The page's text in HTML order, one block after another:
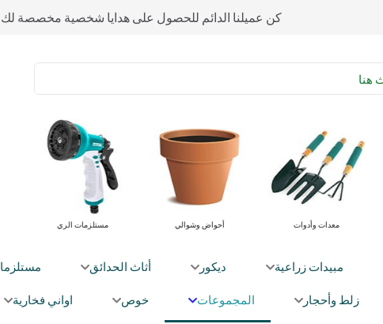
كن عميلنا الدائم للحصول على هدايا شخصية مخصصة لك
أحواض وشوالي معدات وأدوات
مبيدات زراعية ديكور أثاث الحدائق
زلط وأحجار المجموعات خوص اواني فخارية